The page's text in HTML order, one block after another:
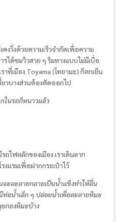
งวิ่งด้วยความเร็วจำกัดเพื่อความ
ได้ชมวิวสวย ๆ ริมทางแบบไม่มีเบื่อ
าที่เมือง Toyama (โทยามะ) ก็ตกเย็น
ยวบางส่วนต้องตัดออกไป
ในรถก็หนาวแล้ว
ถไฟหลักของเมือง เราเดินลาก
งแรมเพื่อฝากกระเป๋าไว้
ะละลายกลายเป็นน้ำแข็งทำให้ลื่น
ท่อน้ำเล็ก ๆ ปล่อยน้ำเพื่อละลายหิมะ
กองหิมะบ้าง